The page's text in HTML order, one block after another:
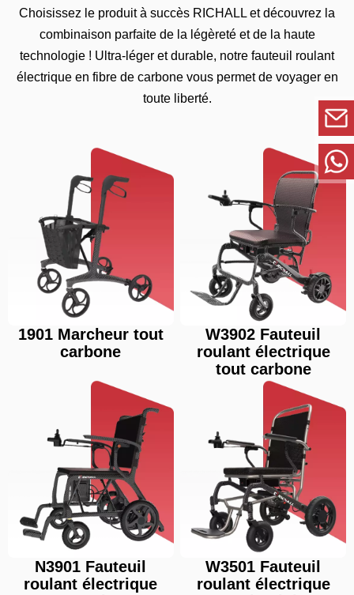
Choisissez le produit à succès RICHALL et découvrez la
combinaison parfaite de la légèreté et de la haute
technologie ! Ultra-léger et durable, notre fauteuil roulant
électrique en fibre de carbone vous permet de voyager en
toute liberté.
1901 Marcheur tout
carbone
W3902 Fauteuil
roulant électrique
tout carbone
N3901 Fauteuil
roulant électrique
W3501 Fauteuil
roulant électrique